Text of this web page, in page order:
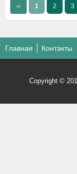
‹‹ 1 2 3
Главная Контакты
Copyright ©